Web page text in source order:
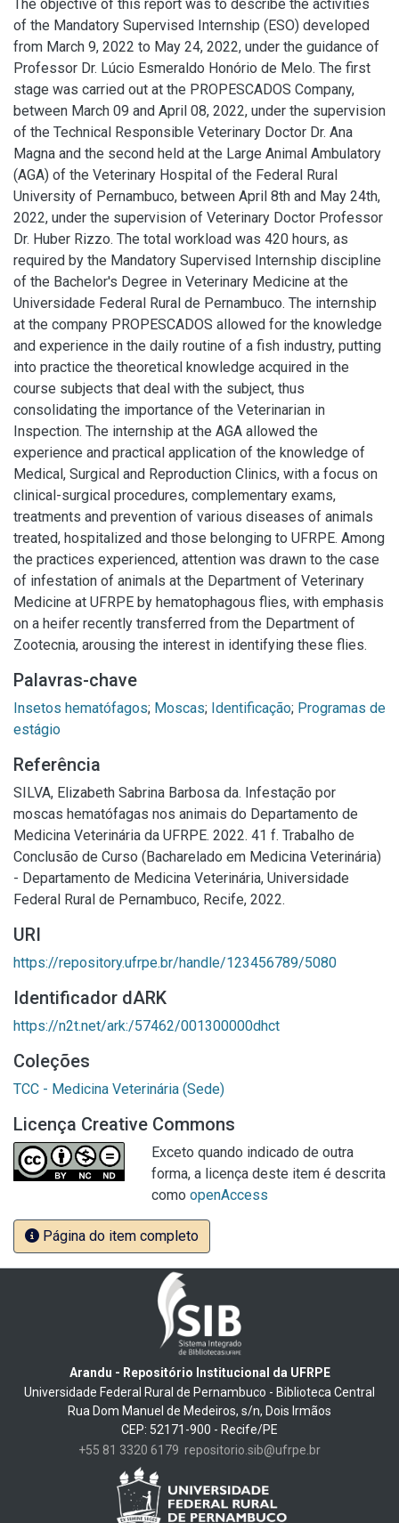
The objective of this report was to describe the activities
of the Mandatory Supervised Internship (ESO) developed
from March 9, 2022 to May 24, 2022, under the guidance of
Professor Dr. Lúcio Esmeraldo Honório de Melo. The first
stage was carried out at the PROPESCADOS Company,
between March 09 and April 08, 2022, under the supervision
of the Technical Responsible Veterinary Doctor Dr. Ana
Magna and the second held at the Large Animal Ambulatory
(AGA) of the Veterinary Hospital of the Federal Rural
University of Pernambuco, between April 8th and May 24th,
2022, under the supervision of Veterinary Doctor Professor
Dr. Huber Rizzo. The total workload was 420 hours, as
required by the Mandatory Supervised Internship discipline
of the Bachelor's Degree in Veterinary Medicine at the
Universidade Federal Rural de Pernambuco. The internship
at the company PROPESCADOS allowed for the knowledge
and experience in the daily routine of a fish industry, putting
into practice the theoretical knowledge acquired in the
course subjects that deal with the subject, thus
consolidating the importance of the Veterinarian in
Inspection. The internship at the AGA allowed the
experience and practical application of the knowledge of
Medical, Surgical and Reproduction Clinics, with a focus on
clinical-surgical procedures, complementary exams,
treatments and prevention of various diseases of animals
treated, hospitalized and those belonging to UFRPE. Among
the practices experienced, attention was drawn to the case
of infestation of animals at the Department of Veterinary
Medicine at UFRPE by hematophagous flies, with emphasis
on a heifer recently transferred from the Department of
Zootecnia, arousing the interest in identifying these flies.
Palavras-chave
Insetos hematófagos; Moscas; Identificação; Programas de
estágio
Referência
SILVA, Elizabeth Sabrina Barbosa da. Infestação por
moscas hematófagas nos animais do Departamento de
Medicina Veterinária da UFRPE. 2022. 41 f. Trabalho de
Conclusão de Curso (Bacharelado em Medicina Veterinária)
- Departamento de Medicina Veterinária, Universidade
Federal Rural de Pernambuco, Recife, 2022.
URI
https://repository.ufrpe.br/handle/123456789/5080
Identificador dARK
https://n2t.net/ark:/57462/001300000dhct
Coleções
TCC - Medicina Veterinária (Sede)
Licença Creative Commons
Exceto quando indicado de outra
forma, a licença deste item é descrita
como openAccess
Página do item completo
Arandu - Repositório Institucional da UFRPE
Universidade Federal Rural de Pernambuco - Biblioteca Central
Rua Dom Manuel de Medeiros, s/n, Dois Irmãos
CEP: 52171-900 - Recife/PE
+55 81 3320 6179 repositorio.sib@ufrpe.br